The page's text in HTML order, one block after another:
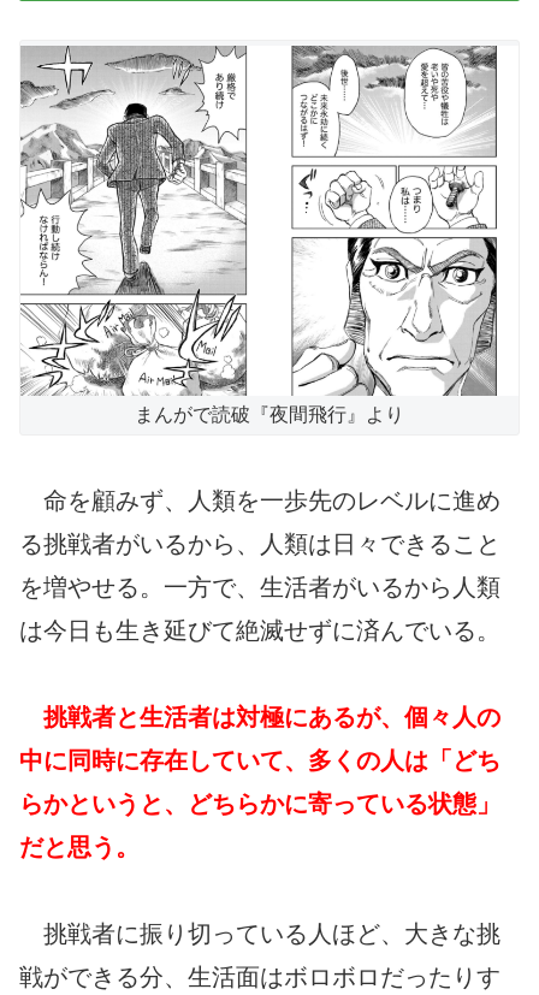
まんがで読破『夜間飛行』より
命を顧みず、人類を一歩先のレベルに進め
る挑戦者がいるから、人類は日々できること
を増やせる。一方で、生活者がいるから人類
は今日も生き延びて絶滅せずに済んでいる。
挑戦者と生活者は対極にあるが、個々人の
中に同時に存在していて、多くの人は「どち
らかというと、どちらかに寄っている状態」
だと思う。
挑戦者に振り切っている人ほど、大きな挑
戦ができる分、生活面はボロボロだったりす